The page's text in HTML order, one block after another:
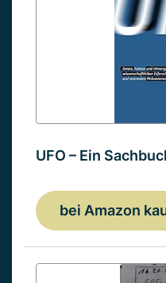
UFO – Ein
bei Amazon